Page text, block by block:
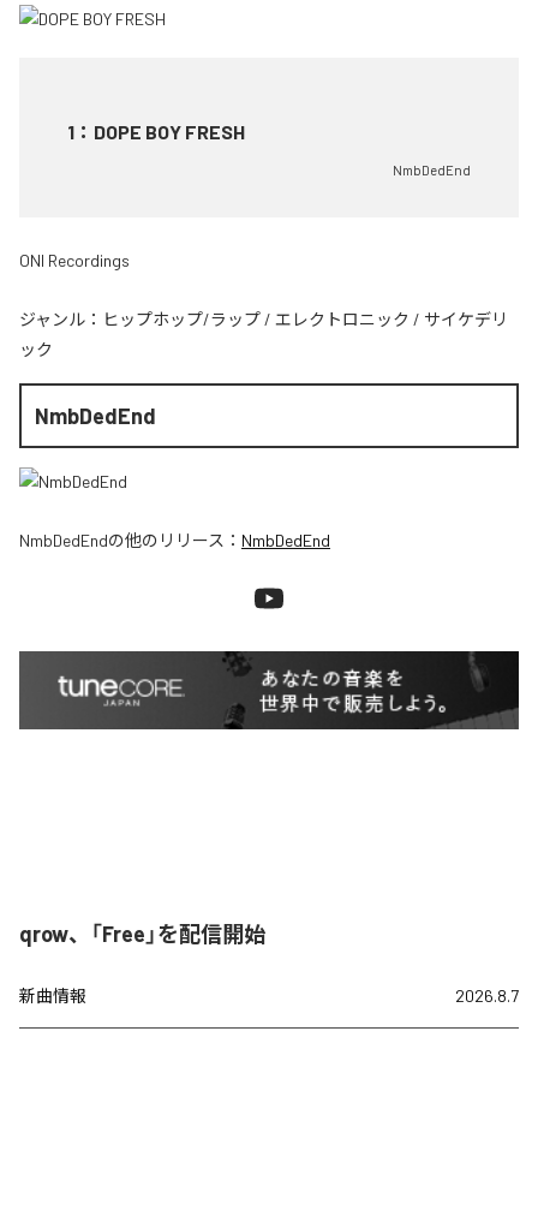
1 ： DOPE BOY FRESH
NmbDedEnd
ONI Recordings
ジャンル： ヒップホップ/ラップ / エレクトロニック / サイケデリ
ック
NmbDedEnd
NmbDedEndの他のリリース： NmbDedEnd
qrow、「Free」を配信開始
新曲情報 2026.8.7